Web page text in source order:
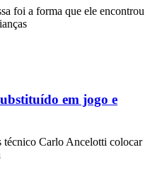
foi a forma que ele encontrou
em jogo e
técnico Carlo Ancelotti colocar